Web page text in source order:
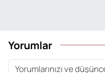
Yorumlar